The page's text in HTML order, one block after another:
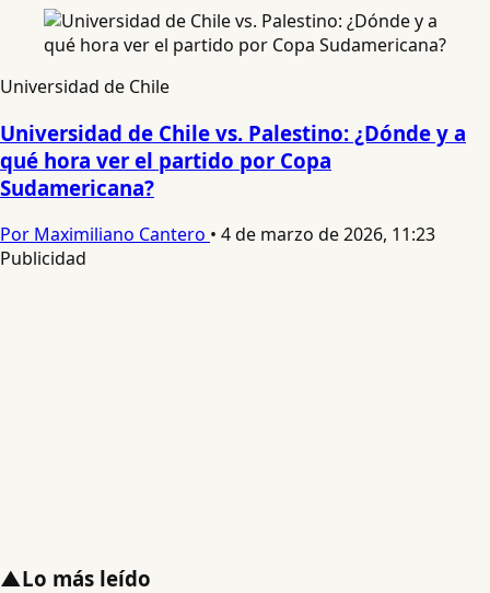
Universidad de Chile
Universidad de Chile vs. Palestino: ¿Dónde y a
qué hora ver el partido por Copa
Sudamericana?
Por Maximiliano Cantero • 4 de marzo de 2026, 11:23
Publicidad
▲Lo más leído